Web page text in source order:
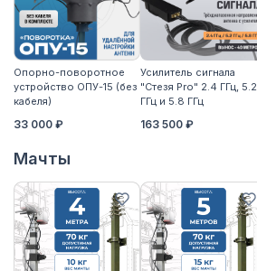
Опорно-поворотное
устройство ОПУ-15 (без
кабеля)
33 000 ₽
Усилитель сигнала
"Стезя Pro" 2.4 ГГц, 5.2
ГГц и 5.8 ГГц
163 500 ₽
Мачты